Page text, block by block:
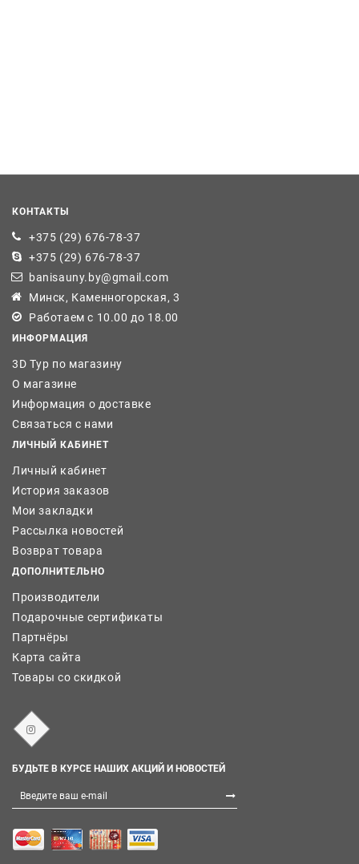
КОНТАКТЫ
+375 (29) 676-78-37
+375 (29) 676-78-37
banisauny.by@gmail.com
Минск, Каменногорская, 3
Работаем с 10.00 до 18.00
ИНФОРМАЦИЯ
3D Тур по магазину
О магазине
Информация о доставке
Связаться с нами
ЛИЧНЫЙ КАБИНЕТ
Личный кабинет
История заказов
Мои закладки
Рассылка новостей
Возврат товара
ДОПОЛНИТЕЛЬНО
Производители
Подарочные сертификаты
Партнёры
Карта сайта
Товары со скидкой
БУДЬТЕ В КУРСЕ НАШИХ АКЦИЙ И НОВОСТЕЙ